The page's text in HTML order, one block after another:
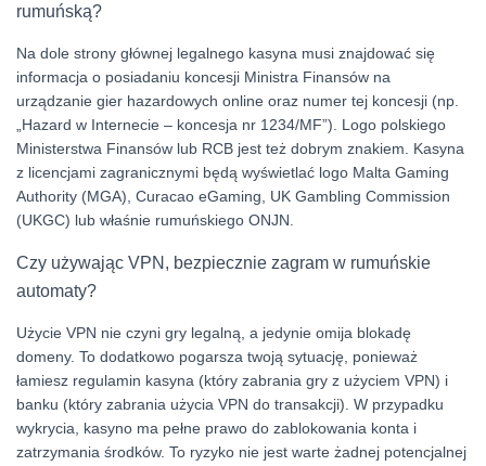
rumuńską?
Na dole strony głównej legalnego kasyna musi znajdować się
informacja o posiadaniu koncesji Ministra Finansów na
urządzanie gier hazardowych online oraz numer tej koncesji (np.
„Hazard w Internecie – koncesja nr 1234/MF”). Logo polskiego
Ministerstwa Finansów lub RCB jest też dobrym znakiem. Kasyna
z licencjami zagranicznymi będą wyświetlać logo Malta Gaming
Authority (MGA), Curacao eGaming, UK Gambling Commission
(UKGC) lub właśnie rumuńskiego ONJN.
Czy używając VPN, bezpiecznie zagram w rumuńskie
automaty?
Użycie VPN nie czyni gry legalną, a jedynie omija blokadę
domeny. To dodatkowo pogarsza twoją sytuację, ponieważ
łamiesz regulamin kasyna (który zabrania gry z użyciem VPN) i
banku (który zabrania użycia VPN do transakcji). W przypadku
wykrycia, kasyno ma pełne prawo do zablokowania konta i
zatrzymania środków. To ryzyko nie jest warte żadnej potencjalnej